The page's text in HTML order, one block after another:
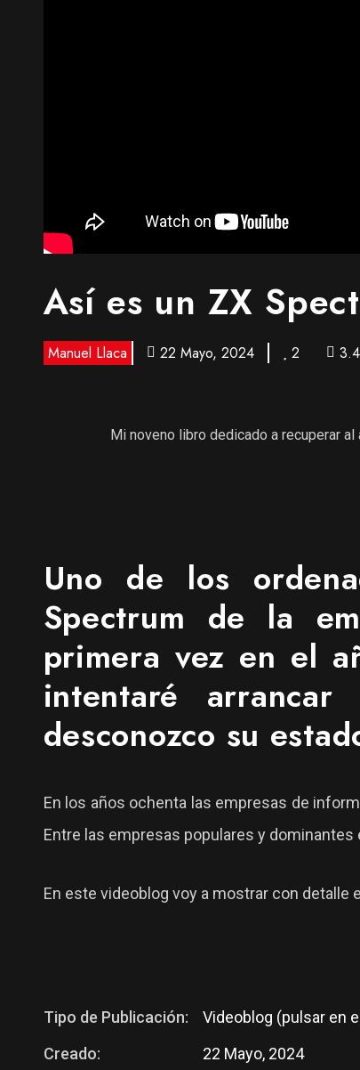
Así es un ZX
Manuel Llaca 22 Mayo, 2024 2
Mi noveno libro dedicado a recuperar
Uno de los
Spectrum de la
primera vez en el
intentaré
desconozco su
En los años ochenta las empresas de
Entre las empresas populares y dominantes
En este videoblog voy a mostrar con detalle
Tipo de Publicación:
Videoblog (pulsar en
Creado:
22 Mayo, 2024